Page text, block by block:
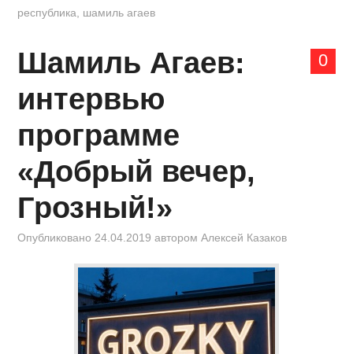
республика
шамиль агаев
0
Шамиль Агаев:
интервью
программе
«Добрый вечер,
Грозный!»
Опубликовано 24.04.2019 авторомАлексей Казаков